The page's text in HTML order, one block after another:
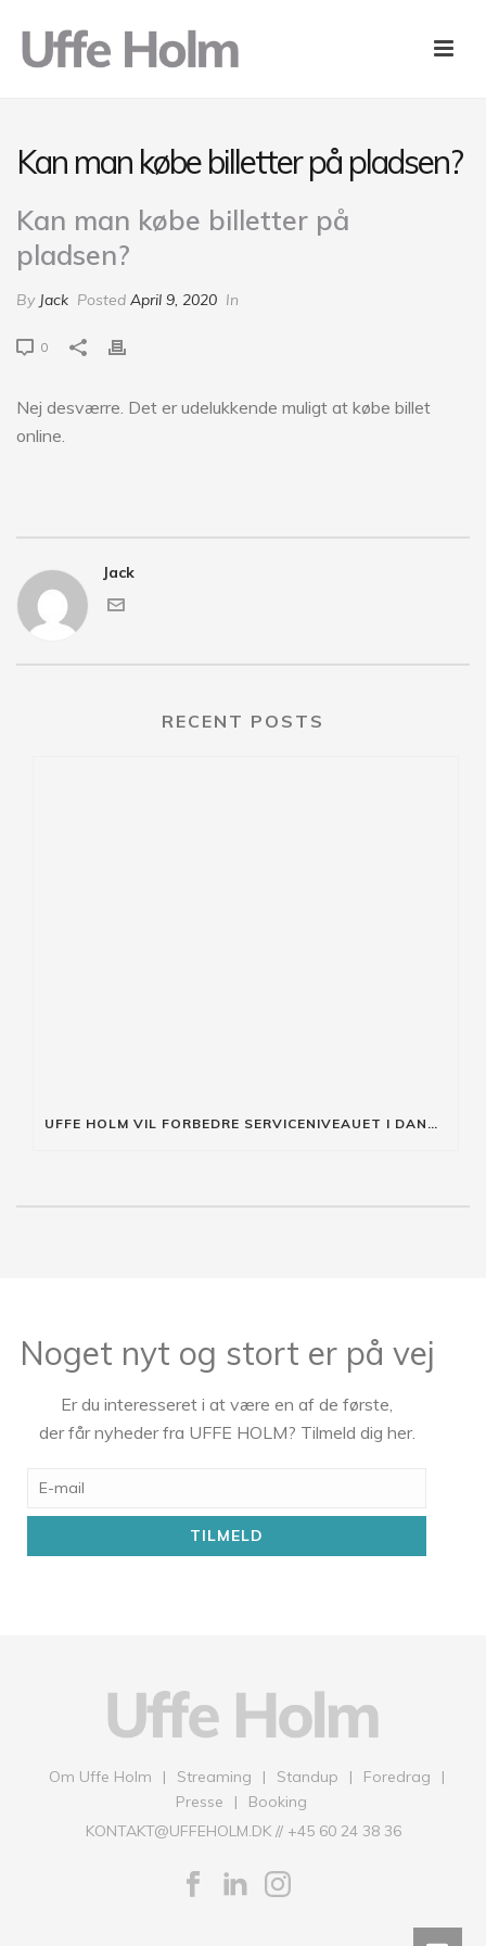
Kan man købe billetter på pladsen?
Kan man købe billetter på
pladsen?
By Jack Posted April 9, 2020 In
0
Nej desværre. Det er udelukkende muligt at købe billet
online.
Jack
RECENT POSTS
UFFE HOLM VIL FORBEDRE SERVICENIVEAUET I DANMARK!
Noget nyt og stort er på vej
Er du interesseret i at være en af de første,
der får nyheder fra UFFE HOLM? Tilmeld dig her.
Om Uffe Holm Streaming Standup
Foredrag
Presse
Booking
KONTAKT@UFFEHOLM.DK// +45 60 24 38 36